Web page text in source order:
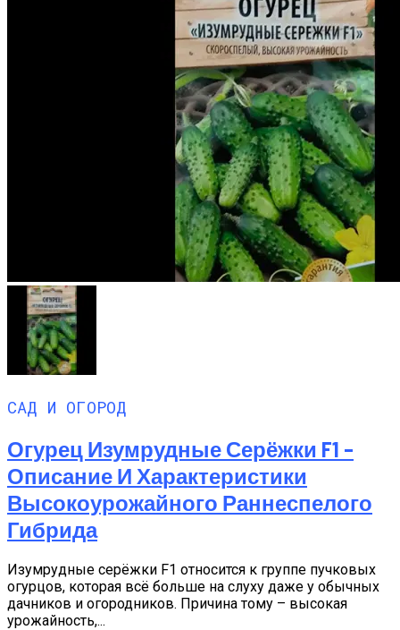
САД И ОГОРОД
Огурец Изумрудные Серёжки F1 –
Описание И Характеристики
Высокоурожайного Раннеспелого
Гибрида
Изумрудные серёжки F1 относится к группе пучковых
огурцов, которая всё больше на слуху даже у обычных
дачников и огородников. Причина тому – высокая
урожайность,...